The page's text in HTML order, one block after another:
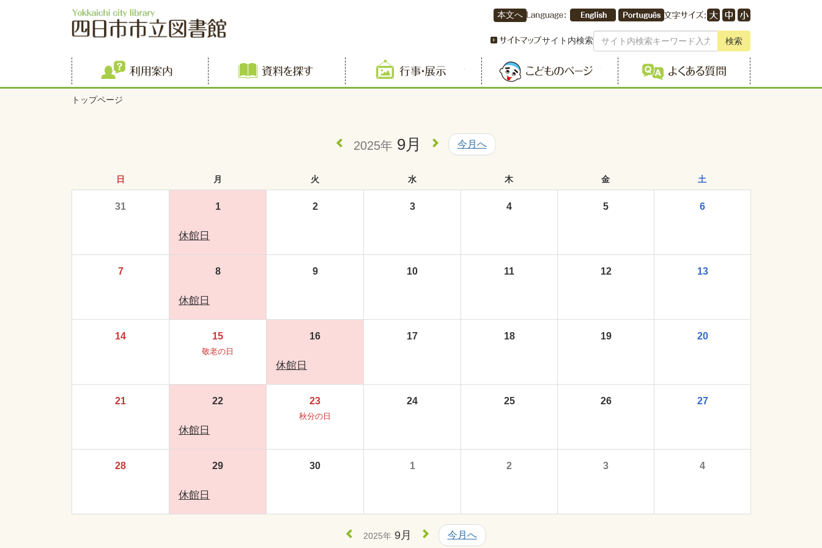
本文へ
サイト内検索 検索
利用案内 資料を探す 行事・展示 こどものページ よくある質問
トップページ
2025年 9月 今月へ
日 月 火 水 木 金 土
31 1
休館日
2 3 4 5 6
7 8
休館日
9 10 11 12 13
14 15
敬老の日
16
休館日
17 18 19 20
21 22
休館日
23
秋分の日
24 25 26 27
28 29
休館日
30 1 2 3 4
2025年9月 今月へ